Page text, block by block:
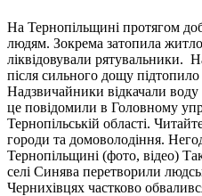
На Тернопільщині протягом
людям. Зокрема затопила
ліквідовували рятувальники.
після сильного дощу
Надзвичайники відкачали
це повідомили в Головному
Тернопільській області.
городи та домоволодіння.
Тернопільщині (фото, відео)
селі Синява перетворили
Чернихівцях частково